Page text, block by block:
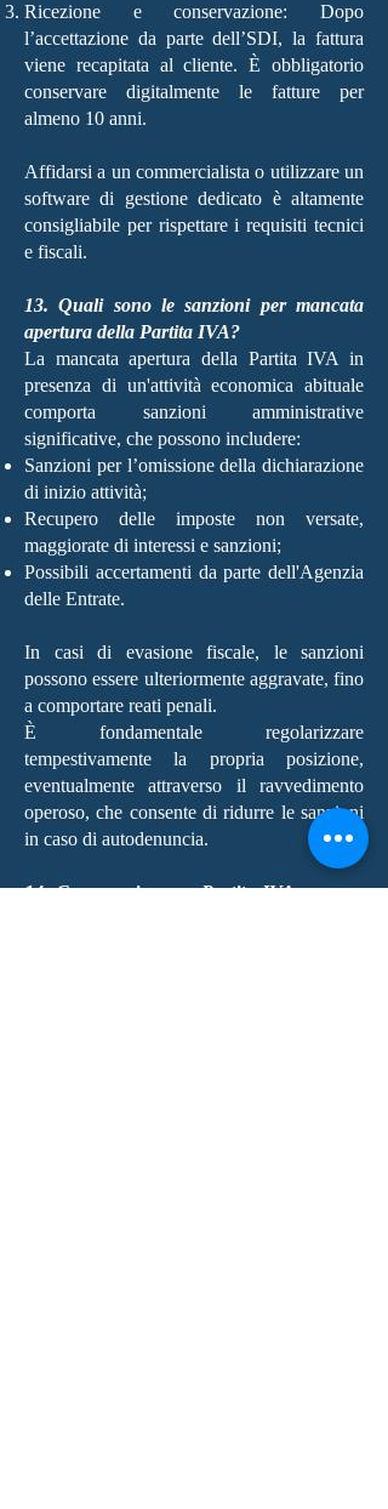
Ricezione e conservazione: Dopo
l’accettazione da parte dell’SDI, la fattura
viene recapitata al cliente. È obbligatorio
conservare digitalmente le fatture per
almeno 10 anni.
Affidarsi a un commercialista o utilizzare un
software di gestione dedicato è altamente
consigliabile per rispettare i requisiti tecnici
e fiscali.
13. Quali sono le sanzioni per mancata
apertura della Partita IVA?
La mancata apertura della Partita IVA in
presenza di un'attività economica abituale
comporta sanzioni amministrative
significative, che possono includere:
Sanzioni per l’omissione della dichiarazione
di inizio attività;
Recupero delle imposte non versate,
maggiorate di interessi e sanzioni;
Possibili accertamenti da parte dell'Agenzia
delle Entrate.
In casi di evasione fiscale, le sanzioni
possono essere ulteriormente aggravate, fino
a comportare reati penali.
È fondamentale regolarizzare
tempestivamente la propria posizione,
eventualmente attraverso il ravvedimento
operoso, che consente di ridurre le sanzioni
in caso di autodenuncia.
14. Come aprire una Partita IVA per non